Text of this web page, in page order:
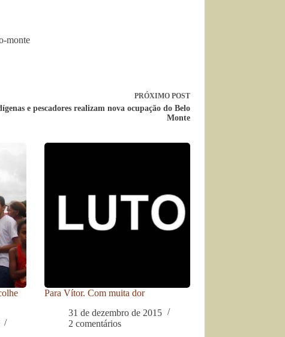
monte
PRÓXIMO POST
e pescadores realizam nova ocupação do Belo
Monte
Para Vítor. Com muita dor
31 de dezembro de 2015
2 comentários